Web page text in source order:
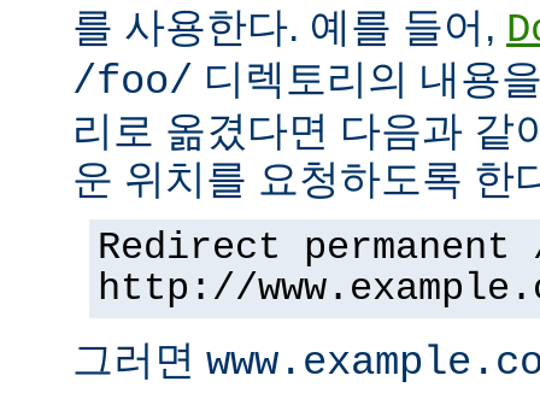
를 사용한다. 예를 들어,
/foo/ 디렉토리의 내용
리로 옮겼다면 다음과 같
운 위치를 요청하도록 한
Redirect
http://
그러면